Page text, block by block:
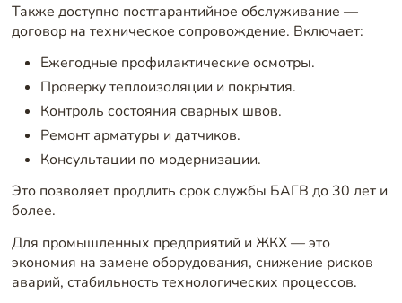
Также доступно постгарантийное обслуживание —
договор на техническое сопровождение. Включает:
Ежегодные профилактические осмотры.
Проверку теплоизоляции и покрытия.
Контроль состояния сварных швов.
Ремонт арматуры и датчиков.
Консультации по модернизации.
Это позволяет продлить срок службы БАГВ до 30 лет и
более.
Для промышленных предприятий и ЖКХ — это
экономия на замене оборудования, снижение рисков
аварий, стабильность технологических процессов.